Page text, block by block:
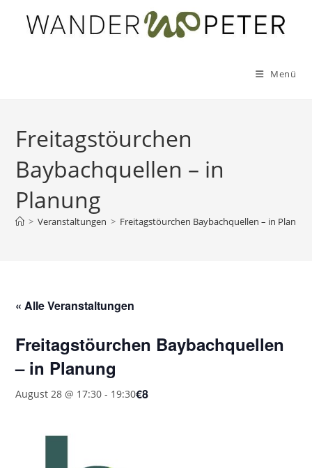
Menü
Freitagstöurchen
Baybachquellen – in
Planung
> Veranstaltungen > Freitagstöurchen Baybachquellen – in Planung
« Alle Veranstaltungen
Freitagstöurchen Baybachquellen
– in Planung
August 28 @ 17:30 - 19:30€8